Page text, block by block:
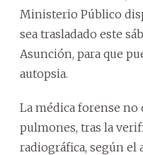
Ministerio Público
sea trasladado este
Asunción, para que
autopsia.
La médica forense no
pulmones, tras la
radiográfica, según el